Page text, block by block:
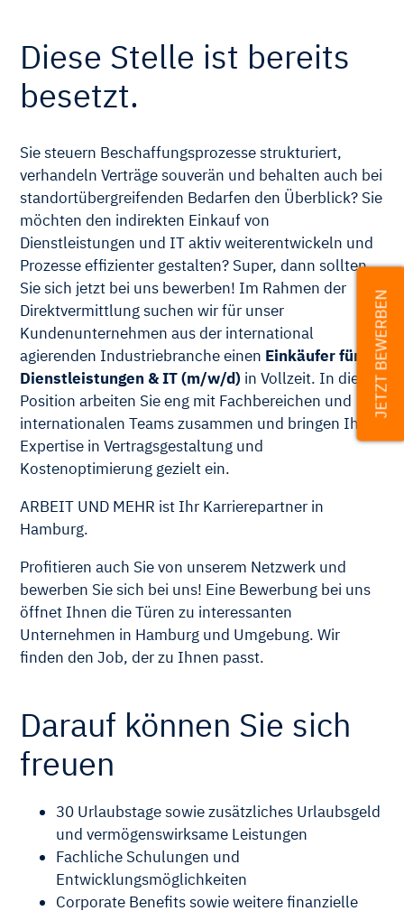
Diese Stelle ist bereits
besetzt.
Sie steuern Beschaffungsprozesse strukturiert,
verhandeln Verträge souverän und behalten auch bei
standortübergreifenden Bedarfen den Überblick? Sie
möchten den indirekten Einkauf von
Dienstleistungen und IT aktiv weiterentwickeln und
Prozesse effizienter gestalten? Super, dann sollten
Sie sich jetzt bei uns bewerben! Im Rahmen der
Direktvermittlung suchen wir für unser
Kundenunternehmen aus der international
agierenden Industriebranche einen Einkäufer für
Dienstleistungen & IT (m/w/d) in Vollzeit. In dieser
Position arbeiten Sie eng mit Fachbereichen und
internationalen Teams zusammen und bringen Ihre
Expertise in Vertragsgestaltung und
Kostenoptimierung gezielt ein.
ARBEIT UND MEHR ist Ihr Karrierepartner in
Hamburg.
Profitieren auch Sie von unserem Netzwerk und
bewerben Sie sich bei uns! Eine Bewerbung bei uns
öffnet Ihnen die Türen zu interessanten
Unternehmen in Hamburg und Umgebung. Wir
finden den Job, der zu Ihnen passt.
Darauf können Sie sich
freuen
30 Urlaubstage sowie zusätzliches Urlaubsgeld
und vermögenswirksame Leistungen
Fachliche Schulungen und
Entwicklungsmöglichkeiten
Corporate Benefits sowie weitere finanzielle
JETZT BEWERBEN